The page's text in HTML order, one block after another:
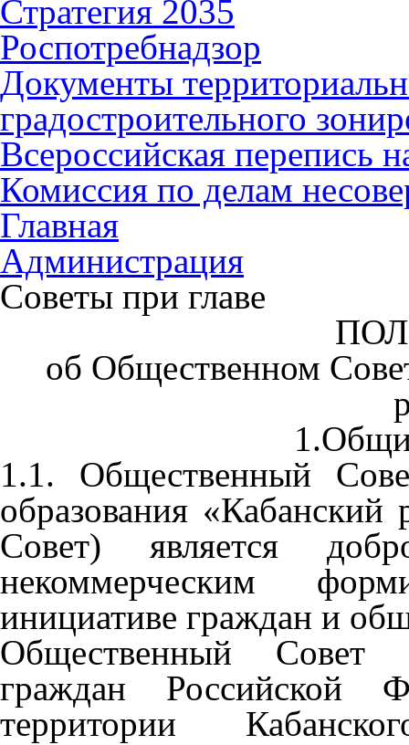
Стратегия 2035
Роспотребнадзор
Документы
градостроительного
Всероссийская перепись
Комиссия по делам
Главная
Администрация
Советы при главе
об Общественном
1.1. Общественный
образования
Совет) является
некоммерческим
инициативе граждан и
Общественный Совет
граждан Российской
территории